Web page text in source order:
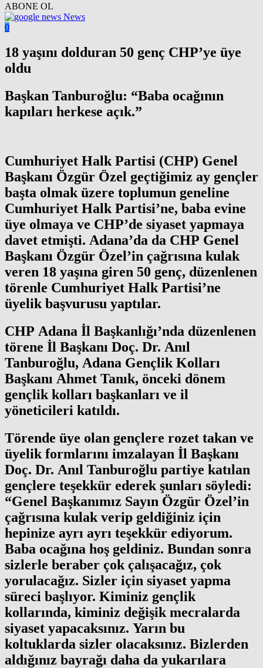
ABONE OL
News
0
18 yaşını dolduran 50 genç CHP’ye üye
oldu
Başkan Tanburoğlu: “Baba ocağının
kapıları herkese açık.”
Cumhuriyet Halk Partisi (CHP) Genel
Başkanı Özgür Özel geçtiğimiz ay gençler
başta olmak üzere toplumun geneline
Cumhuriyet Halk Partisi’ne, baba evine
üye olmaya ve CHP’de siyaset yapmaya
davet etmişti. Adana’da da CHP Genel
Başkanı Özgür Özel’in çağrısına kulak
veren 18 yaşına giren 50 genç, düzenlenen
törenle Cumhuriyet Halk Partisi’ne
üyelik başvurusu yaptılar.
CHP Adana İl Başkanlığı’nda düzenlenen
törene İl Başkanı Doç. Dr. Anıl
Tanburoğlu, Adana Gençlik Kolları
Başkanı Ahmet Tanık, önceki dönem
gençlik kolları başkanları ve il
yöneticileri katıldı.
Törende üye olan gençlere rozet takan ve
üyelik formlarını imzalayan İl Başkanı
Doç. Dr. Anıl Tanburoğlu partiye katılan
gençlere teşekkür ederek şunları söyledi:
“Genel Başkanımız Sayın Özgür Özel’in
çağrısına kulak verip geldiğiniz için
hepinize ayrı ayrı teşekkür ediyorum.
Baba ocağına hoş geldiniz. Bundan sonra
sizlerle beraber çok çalışacağız, çok
yorulacağız. Sizler için siyaset yapma
süreci başlıyor. Kiminiz gençlik
kollarında, kiminiz değişik mecralarda
siyaset yapacaksınız. Yarın bu
koltuklarda sizler olacaksınız. Bizlerden
aldığınız bayrağı daha da yukarılara